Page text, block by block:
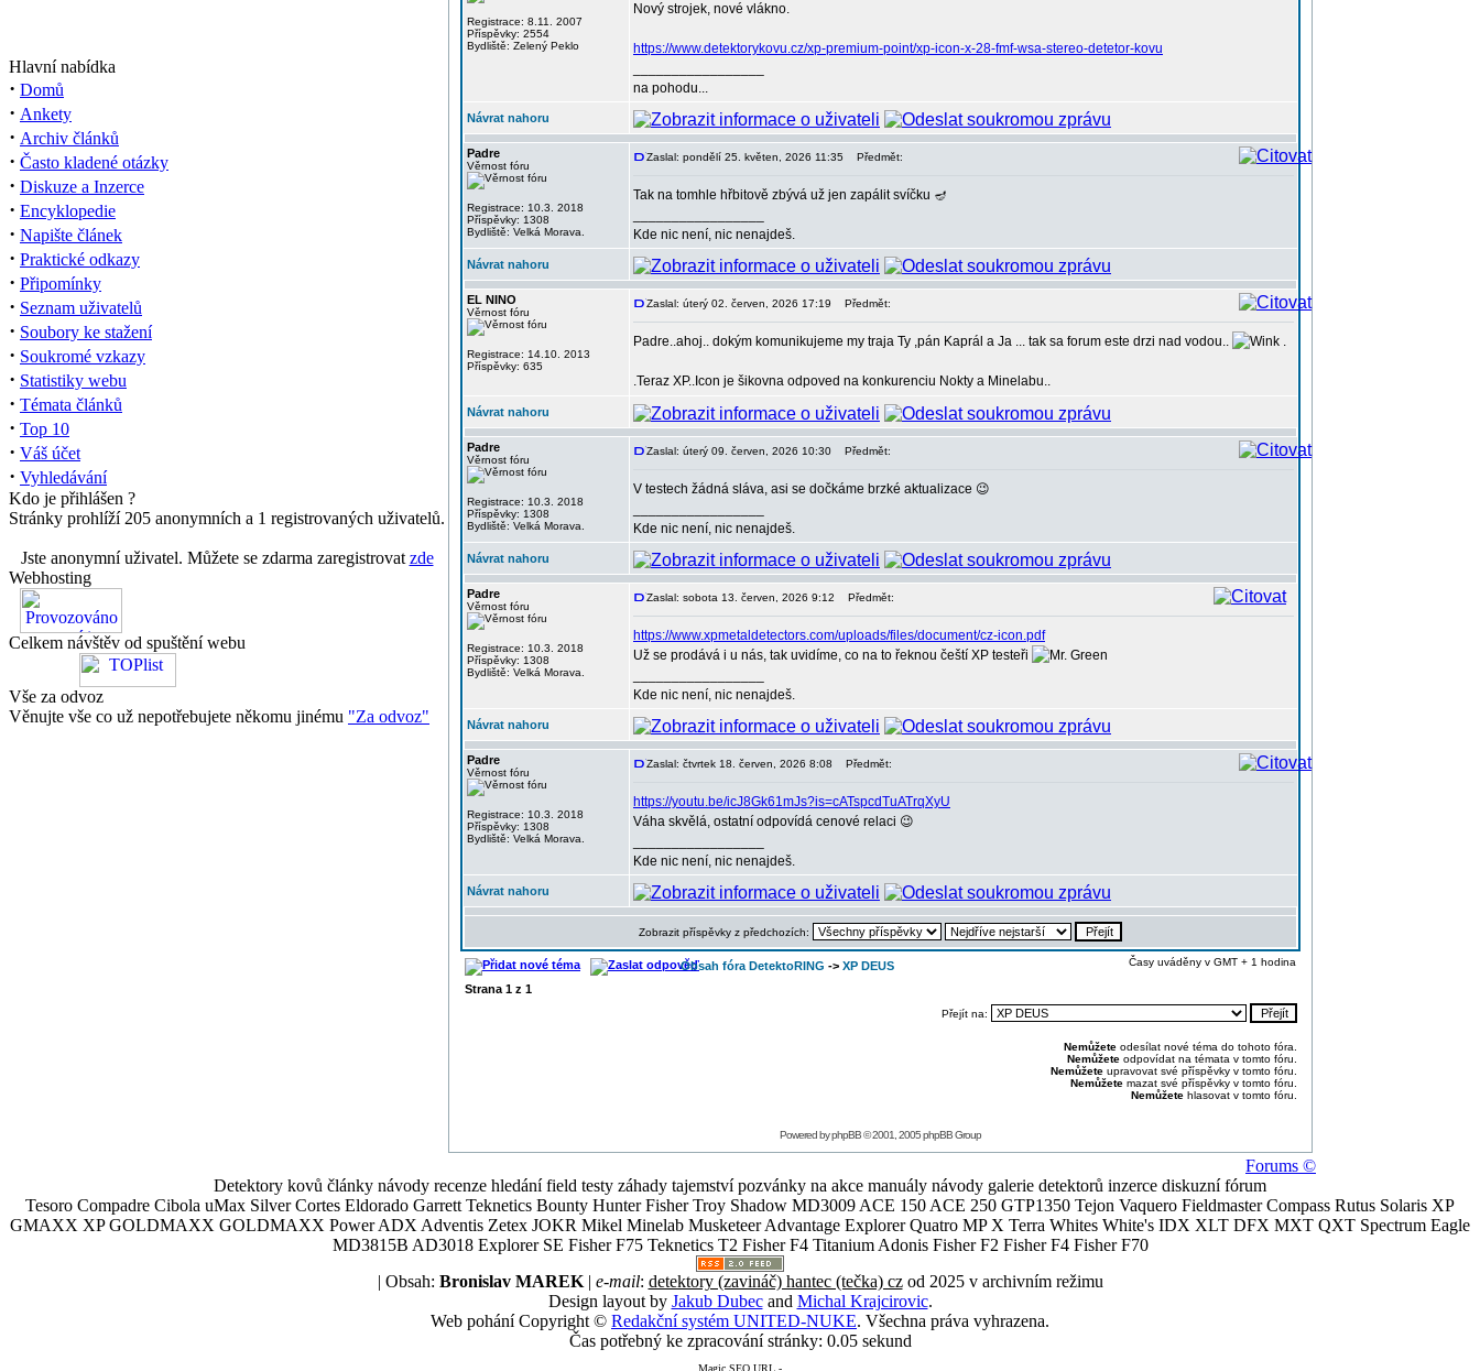
Hlavní nabídka
· Domů
· Ankety
· Archiv článků
· Často kladené otázky
· Diskuze a Inzerce
· Encyklopedie
· Napište článek
· Praktické odkazy
· Připomínky
· Seznam uživatelů
· Soubory ke stažení
· Soukromé vzkazy
· Statistiky webu
· Témata článků
· Top 10
· Váš účet
· Vyhledávání
Kdo je přihlášen ?
Stránky prohlíží 205 anonymních a 1 registrovaných uživatelů.
Jste anonymní uživatel. Můžete se zdarma zaregistrovat zde
Webhosting
Celkem návštěv od spuštění webu
Vše za odvoz
Věnujte vše co už nepotřebujete někomu jinému "Za odvoz"
Registrace: 8.11. 2007
Příspěvky: 2554
Bydliště: Zelený Peklo
Nový strojek, nové vlákno.
https://www.detektorykovu.cz/xp-premium-point/xp-icon-x-28-fmf-wsa-stereo-detetor-kovu
na pohodu...
Návrat nahoru
Padre
Věrnost fóru
Registrace: 10.3. 2018
Příspěvky: 1308
Bydliště: Velká Morava.
Zaslal: pondělí 25. květen, 2026 11:35 Předmět:
Tak na tomhle hřbitově zbývá už jen zapálit svíčku 🪔
Kde nic není, nic nenajdeš.
Návrat nahoru
EL NINO
Věrnost fóru
Registrace: 14.10. 2013
Příspěvky: 635
Zaslal: úterý 02. červen, 2026 17:19 Předmět:
Padre..ahoj.. dokým komunikujeme my traja Ty ,pán Kaprál a Ja ... tak sa forum este drzi nad vodou.. .
.Teraz XP..Icon je šikovna odpoved na konkurenciu Nokty a Minelabu..
Návrat nahoru
Padre
Věrnost fóru
Registrace: 10.3. 2018
Příspěvky: 1308
Bydliště: Velká Morava.
Zaslal: úterý 09. červen, 2026 10:30 Předmět:
V testech žádná sláva, asi se dočkáme brzké aktualizace 😉
Kde nic není, nic nenajdeš.
Návrat nahoru
Padre
Věrnost fóru
Registrace: 10.3. 2018
Příspěvky: 1308
Bydliště: Velká Morava.
Zaslal: sobota 13. červen, 2026 9:12 Předmět:
https://www.xpmetaldetectors.com/uploads/files/document/cz-icon.pdf
Už se prodává i u nás, tak uvidíme, co na to řeknou čeští XP testeři
Kde nic není, nic nenajdeš.
Návrat nahoru
Padre
Věrnost fóru
Registrace: 10.3. 2018
Příspěvky: 1308
Bydliště: Velká Morava.
Zaslal: čtvrtek 18. červen, 2026 8:08 Předmět:
https://youtu.be/icJ8Gk61mJs?is=cATspcdTuATrqXyU
Váha skvělá, ostatní odpovídá cenové relaci 😉
Kde nic není, nic nenajdeš.
Návrat nahoru
Zobrazit příspěvky z předchozích:
Obsah fóra DetektoRING -> XP DEUS Časy uváděny v GMT + 1 hodina
Strana 1 z 1
Přejít na:
Nemůžete odesílat nové téma do tohoto fóra.
Nemůžete odpovídat na témata v tomto fóru.
Nemůžete upravovat své příspěvky v tomto fóru.
Nemůžete mazat své příspěvky v tomto fóru.
Nemůžete hlasovat v tomto fóru.
Powered byphpBB© 2001, 2005 phpBB Group
Forums ©
Detektory kovů články návody recenze hledání field testy záhady tajemství pozvánky na akce manuály návody galerie detektorů inzerce diskuzní fórum
Tesoro Compadre Cibola uMax Silver Cortes Eldorado Garrett Teknetics Bounty Hunter Fisher Troy Shadow MD3009 ACE 150 ACE 250 GTP1350 Tejon Vaquero Fieldmaster Compass Rutus Solaris XP
GMAXX XP GOLDMAXX GOLDMAXX Power ADX Adventis Zetex JOKR Mikel Minelab Musketeer Advantage Explorer Quatro MP X Terra Whites White's IDX XLT DFX MXT QXT Spectrum Eagle
MD3815B AD3018 Explorer SE Fisher F75 Teknetics T2 Fisher F4 Titanium Adonis Fisher F2 Fisher F4 Fisher F70
| Obsah: Bronislav MAREK| e-mail: detektory (zavináč) hantec (tečka) czod 2025 v archivním režimu
Design layout by Jakub Dubecand Michal Krajcirovic.
Web pohání Copyright © Redakční systém UNITED-NUKE. Všechna práva vyhrazena.
Čas potřebný ke zpracování stránky: 0.05 sekund